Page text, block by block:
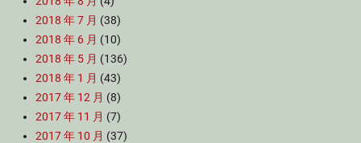
2018 年 7 月 (38)
2018 年 6 月 (10)
2018 年 5 月 (136)
2018 年 1 月 (43)
2017 年 12 月 (8)
2017 年 11 月 (7)
2017 年 10 月 (37)